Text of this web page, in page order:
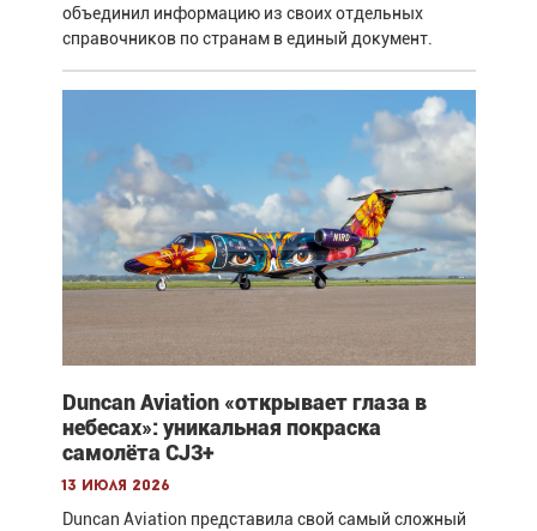
объединил информацию из своих отдельных
справочников по странам в единый документ.
Duncan Aviation «открывает глаза в
небесах»: уникальная покраска
самолёта CJ3+
13 июля 2026
Duncan Aviation представила свой самый сложный